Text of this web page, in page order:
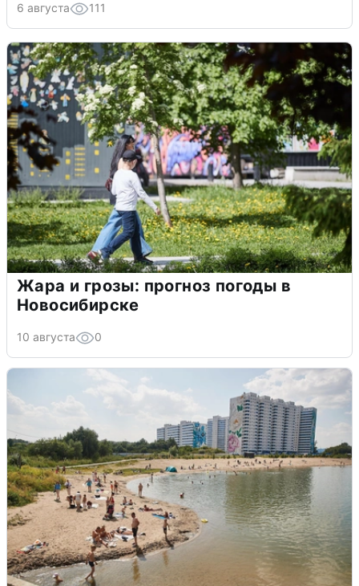
6 августа 111
Жара и грозы: прогноз погоды в
Новосибирске
10 августа 0